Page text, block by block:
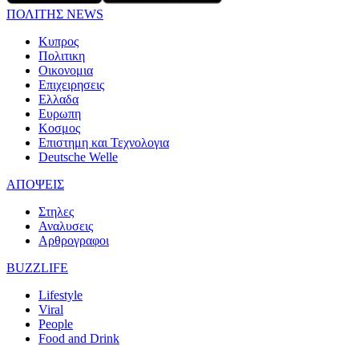
ΠΟΛΙΤΗΣ NEWS
Κυπρος
Πολιτικη
Οικονομια
Επιχειρησεις
Ελλαδα
Ευρωπη
Κοσμος
Επιστημη και Τεχνολογια
Deutsche Welle
ΑΠΟΨΕΙΣ
Στηλες
Αναλυσεις
Αρθρογραφοι
BUZZLIFE
Lifestyle
Viral
People
Food and Drink